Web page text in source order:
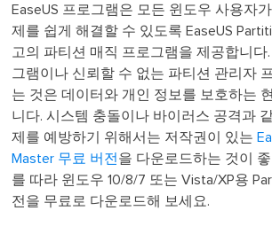
EaseUS 프로그램은 모든 윈도우 사용자
제를 쉽게 해결할 수 있도록 EaseUS
고의 파티션 매직 프로그램을 제공합니다
그램이나 신뢰할 수 없는 파티션 관리자
는 것은 데이터와 개인 정보를 보호하는
니다. 시스템 충돌이나 바이러스 공격과
제를 예방하기 위해서는 저작권이 있는
Master 무료 버전을 다운로드하는 것이
를 따라 윈도우 10/8/7 또는 Vista/XP용
전을 무료로 다운로드해 보세요.